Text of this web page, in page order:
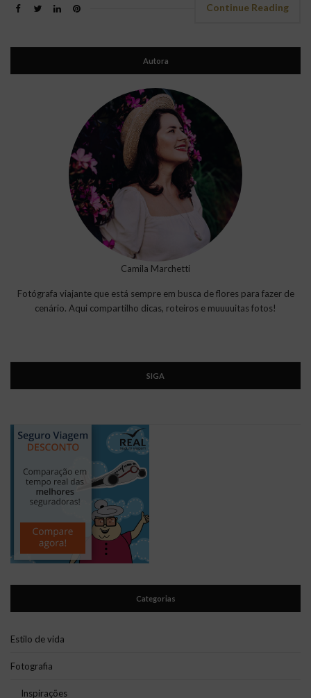
Continue Reading
Autora
Camila Marchetti
Fotógrafa viajante que está sempre em busca de flores para fazer de
cenário. Aqui compartilho dicas, roteiros e muuuuitas fotos!
SIGA
Categorias
Estilo de vida
Fotografia
Inspirações